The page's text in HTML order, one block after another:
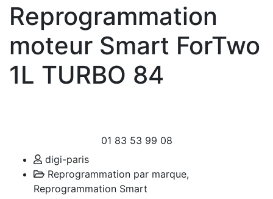
Reprogrammation
moteur Smart ForTwo
1L TURBO 84
01 83 53 99 08
digi-paris
Reprogrammation par marque,
Reprogrammation Smart